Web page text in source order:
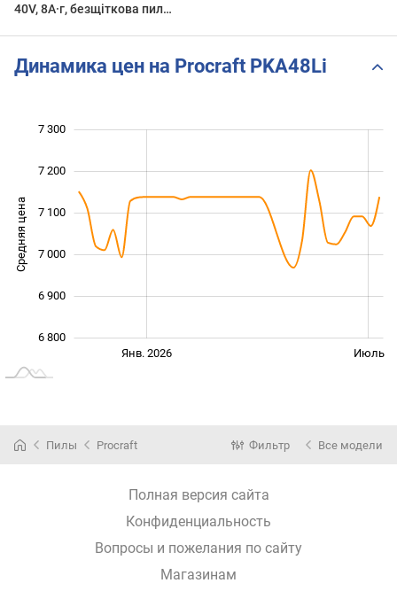
40V, 8А·г, безщіткова пила.
Динамика цен на Procraft PKA48Li
Средняя цена
6 800
6 900
7 000
7 100
7 300
7 200
Янв. 2026 Июль
Пилы Procraft Фильтр Все модели
Полная версия сайта
Конфиденциальность
Вопросы и пожелания по сайту
Магазинам